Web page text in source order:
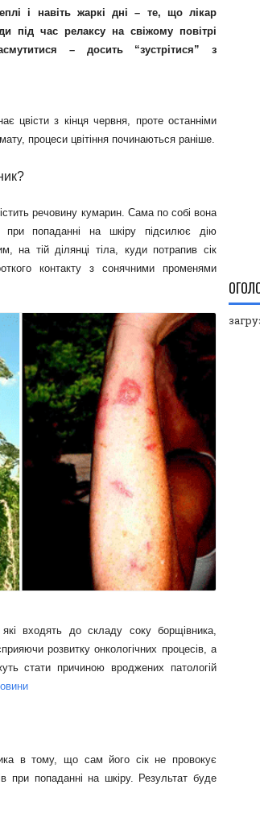
і навіть жаркі дні – те, що лікар
під час релаксу на свіжому повітрі
– досить “зустрітися” з
цвісти з кінця червня, проте останніми
процеси цвітіння починаються раніше.
речовину кумарин. Сама по собі вона
при попаданні на шкіру підсилює дію
на тій ділянці тіла, куди потрапив сік
контакту з сонячними променями
входять до складу соку борщівника,
розвитку онкологічних процесів, а
стати причиною вроджених патологій
в тому, що сам його сік не провокує
при попаданні на шкіру. Результат буде